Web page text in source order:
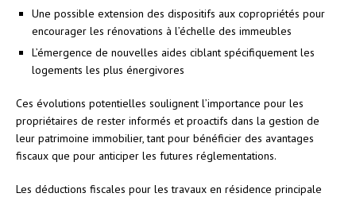
Une possible extension des dispositifs aux copropriétés pour
encourager les rénovations à l’échelle des immeubles
L’émergence de nouvelles aides ciblant spécifiquement les
logements les plus énergivores
Ces évolutions potentielles soulignent l’importance pour les
propriétaires de rester informés et proactifs dans la gestion de
leur patrimoine immobilier, tant pour bénéficier des avantages
fiscaux que pour anticiper les futures réglementations.
Les déductions fiscales pour les travaux en résidence principale